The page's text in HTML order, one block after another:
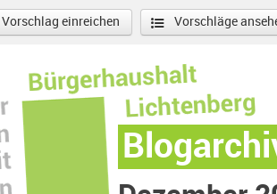
Vorschlag einreichen
Vorschläge